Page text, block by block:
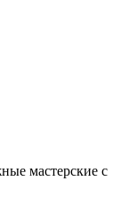
мастерские с